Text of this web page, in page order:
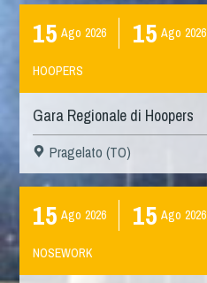
15 Ago 2026 15 Ago 2026
HOOPERS
Gara Regionale di Hoopers
Pragelato (TO)
15 Ago 2026 15 Ago 2026
NOSEWORK